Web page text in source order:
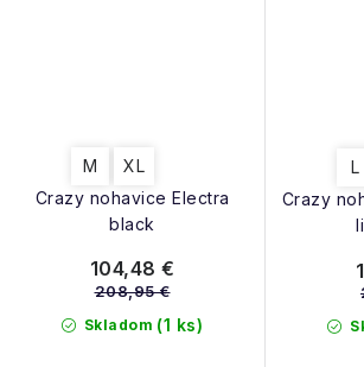
Crazy nohavice Electra
black
M XL
Skladom (1 ks)
104,48 €
208,95 €
Crazy
L